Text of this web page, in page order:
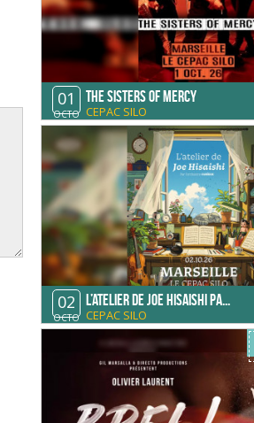
01
OCTO
THE SISTERS OF MERCY
CEPAC SILO
02
OCTO
L’ATELIER DE JOE HISAISHI PA...
CEPAC SILO